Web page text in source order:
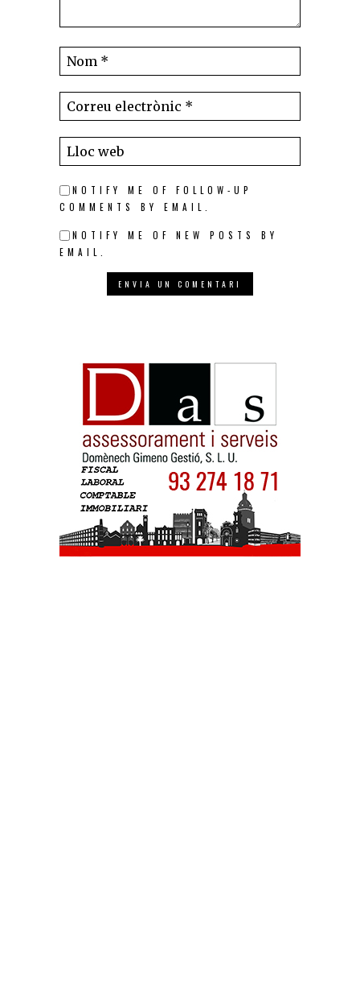
NOTIFY ME OF FOLLOW-UP
COMMENTS BY EMAIL.
NOTIFY ME OF NEW POSTS BY
EMAIL.